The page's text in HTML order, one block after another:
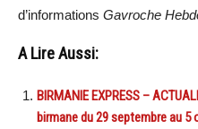
d’informations Gavroche
A Lire Aussi:
BIRMANIE EXPRESS –
birmane du 29 septembre au 5